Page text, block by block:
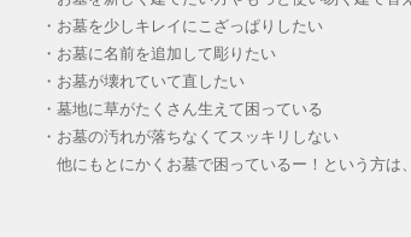
・お墓を少しキレイにこざっぱりしたい
・お墓に名前を追加して彫りたい
・お墓が壊れていて直したい
・墓地に草がたくさん生えて困っている
・お墓の汚れが落ちなくてスッキリしない
他にもとにかくお墓で困っているー！という方は